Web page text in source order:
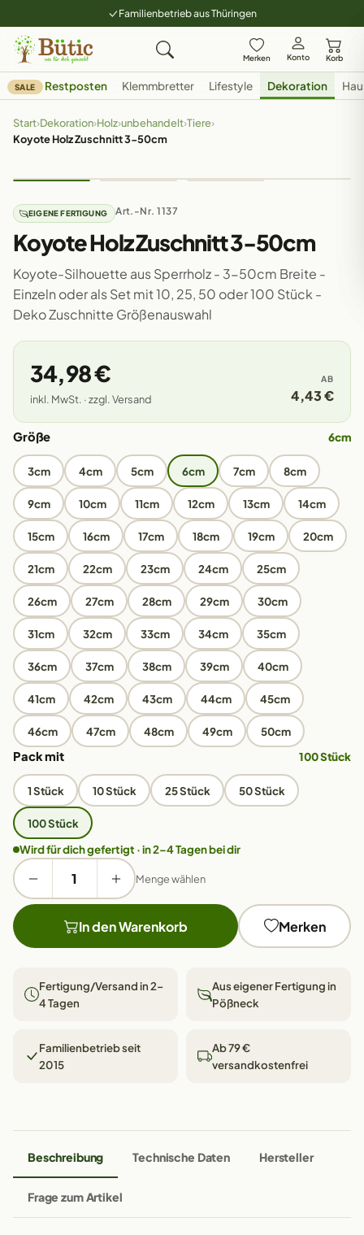
Familienbetrieb aus Thüringen
Merken Konto Korb
SALE Restposten Klemmbretter Lifestyle Dekoration
Start›Dekoration›Holz›unbehandelt›Tiere›
Koyote Holz Zuschnitt 3-50cm
EIGENE FERTIGUNG Art.-Nr. 1137
Koyote Holz Zuschnitt 3-50cm
Koyote-Silhouette aus Sperrholz - 3-50cm Breite -
Einzeln oder als Set mit 10, 25, 50 oder 100 Stück -
Deko Zuschnitte Größenauswahl
34,98 €
inkl. MwSt. · zzgl. Versand
AB
4,43 €
Größe 6cm
3cm 4cm 5cm 6cm 7cm 8cm
9cm 10cm 11cm 12cm 13cm 14cm
15cm 16cm 17cm 18cm 19cm 20cm
21cm 22cm 23cm 24cm 25cm
26cm 27cm 28cm 29cm 30cm
31cm 32cm 33cm 34cm 35cm
36cm 37cm 38cm 39cm 40cm
41cm 42cm 43cm 44cm 45cm
46cm 47cm 48cm 49cm 50cm
Pack mit 100 Stück
1 Stück 10 Stück 25 Stück 50 Stück
100 Stück
Wird für dich gefertigt · in 2–4 Tagen bei dir
Menge wählen
In den Warenkorb Merken
Fertigung/Versand in 2–
4 Tagen
Aus eigener Fertigung in
Pößneck
Familienbetrieb seit
2015
Ab 79 €
versandkostenfrei
Beschreibung Technische Daten Hersteller
Frage zum Artikel